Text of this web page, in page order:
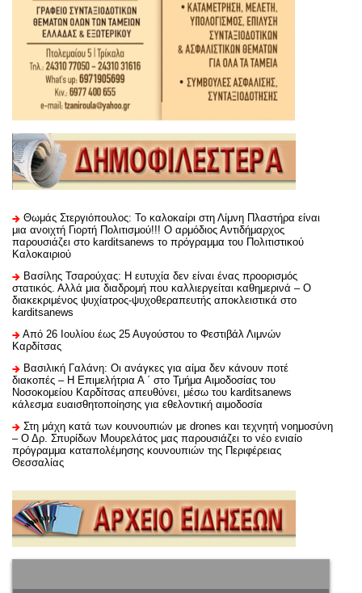
Θωμάς Στεργιόπουλος: Το καλοκαίρι στη Λίμνη Πλαστήρα είναι
μια ανοιχτή Γιορτή Πολιτισμού!!! Ο αρμόδιος Αντιδήμαρχος
παρουσιάζει στο karditsanews το πρόγραμμα του Πολιτιστικού
Καλοκαιριού
Βασίλης Τσαρούχας: Η ευτυχία δεν είναι ένας προορισμός
στατικός. Αλλά μια διαδρομή που καλλιεργείται καθημερινά – Ο
διακεκριμένος ψυχίατρος-ψυχοθεραπευτής αποκλειστικά στο
karditsanews
Από 26 Ιουλίου έως 25 Αυγούστου το Φεστιβάλ Λιμνών
Καρδίτσας
Βασιλική Γαλάνη: Οι ανάγκες για αίμα δεν κάνουν ποτέ
διακοπές – Η Επιμελήτρια Α ΄ στο Τμήμα Αιμοδοσίας του
Νοσοκομείου Καρδίτσας απευθύνει, μέσω του karditsanews
κάλεσμα ευαισθητοποίησης για εθελοντική αιμοδοσία
Στη μάχη κατά των κουνουπιών με drones και τεχνητή νοημοσύνη
– Ο Δρ. Σπυρίδων Μουρελάτος μας παρουσιάζει το νέο ενιαίο
πρόγραμμα καταπολέμησης κουνουπιών της Περιφέρειας
Θεσσαλίας